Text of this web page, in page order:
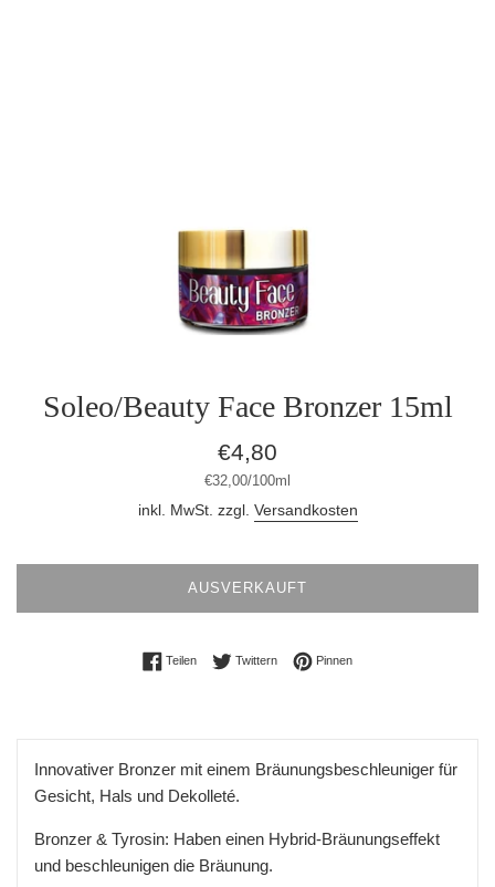
Soleo/Beauty Face Bronzer 15ml
Normaler
Preis
€4,80
Stückpreis
€32,00/pro
100ml
inkl. MwSt. zzgl. Versandkosten
AUSVERKAUFT
TeilenAuf Facebook teilen
TwitternAuf Twitter twittern
PinnenAuf Pinterest pinnen
Innovativer Bronzer mit einem Bräunungsbeschleuniger für
Gesicht, Hals und Dekolleté.
Bronzer & Tyrosin: Haben einen Hybrid-Bräunungseffekt
und beschleunigen die Bräunung.